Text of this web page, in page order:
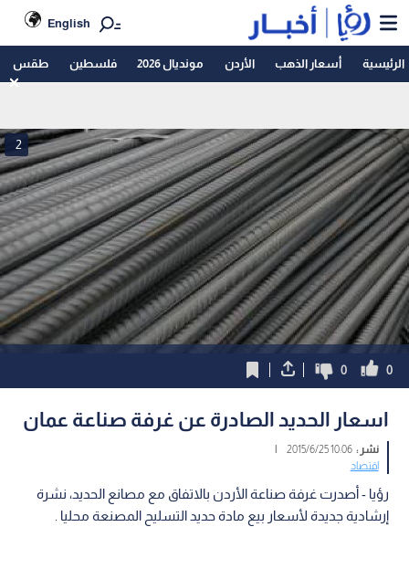
English
الرئيسية أسعار الذهب الأردن مونديال 2026 فلسطين طقس
2
0
0
اسعار الحديد الصادرة عن غرفة صناعة عمان
نشر :10:06 2015/6/25
|
اقتصاد
رؤيا - أصدرت غرفة صناعة الأردن بالاتفاق مع مصانع الحديد، نشرة
إرشادية جديدة لأسعار بيع مادة حديد التسليح المصنعة محليا .